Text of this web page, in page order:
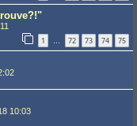
1 … 72 73 74 75
10:03